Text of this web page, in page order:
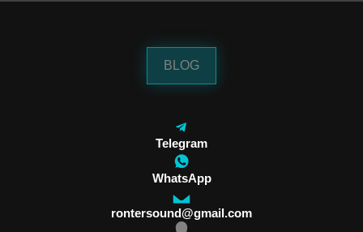
BLOG
Telegram
WhatsApp
rontersound@gmail.com